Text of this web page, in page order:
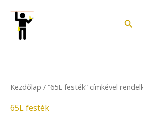
content
Kezdőlap / “65L festék” címkével
65L festék